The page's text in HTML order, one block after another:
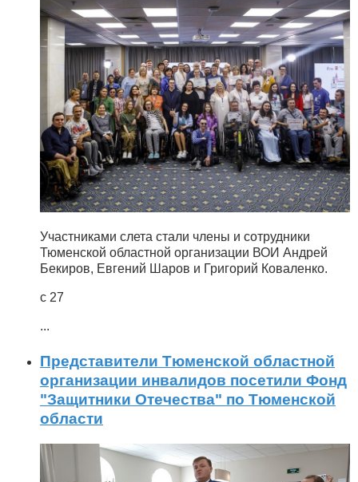
Участниками слета стали члены и сотрудники
Тюменской областной организации ВОИ Андрей
Бекиров, Евгений Шаров и Григорий Коваленко.
с 27
...
Представители Тюменской областной
организации инвалидов посетили Фонд
"Защитники Отечества" по Тюменской
области